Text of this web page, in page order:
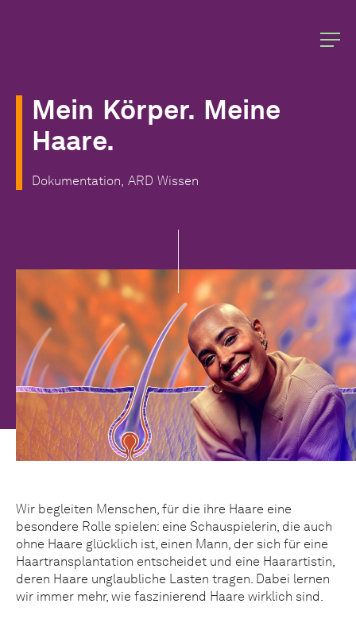
Mein Körper. Meine
Haare.
Dokumentation, ARD Wissen
Wir begleiten Menschen, für die ihre Haare eine
besondere Rolle spielen: eine Schauspielerin, die auch
ohne Haare glücklich ist, einen Mann, der sich für eine
Haartransplantation entscheidet und eine Haarartistin,
deren Haare unglaubliche Lasten tragen. Dabei lernen
wir immer mehr, wie faszinierend Haare wirklich sind.